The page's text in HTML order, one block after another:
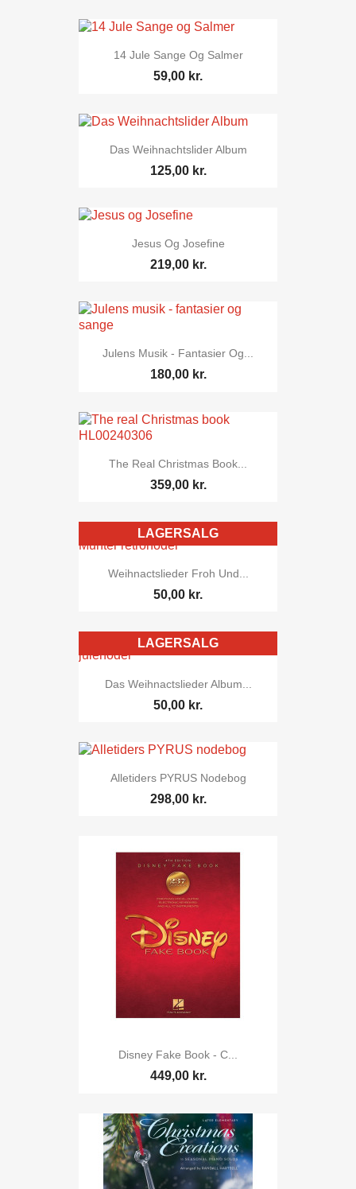
14 Jule Sange Og Salmer
59,00 kr.
Das Weihnachtslider Album
125,00 kr.
Jesus Og Josefine
219,00 kr.
Julens Musik - Fantasier Og...
180,00 kr.
The Real Christmas Book...
359,00 kr.
Weihnactslieder Froh Und...
50,00 kr.
LAGERSALG
Das Weihnactslieder Album...
50,00 kr.
LAGERSALG
Alletiders PYRUS Nodebog
298,00 kr.
Disney Fake Book - C...
449,00 kr.